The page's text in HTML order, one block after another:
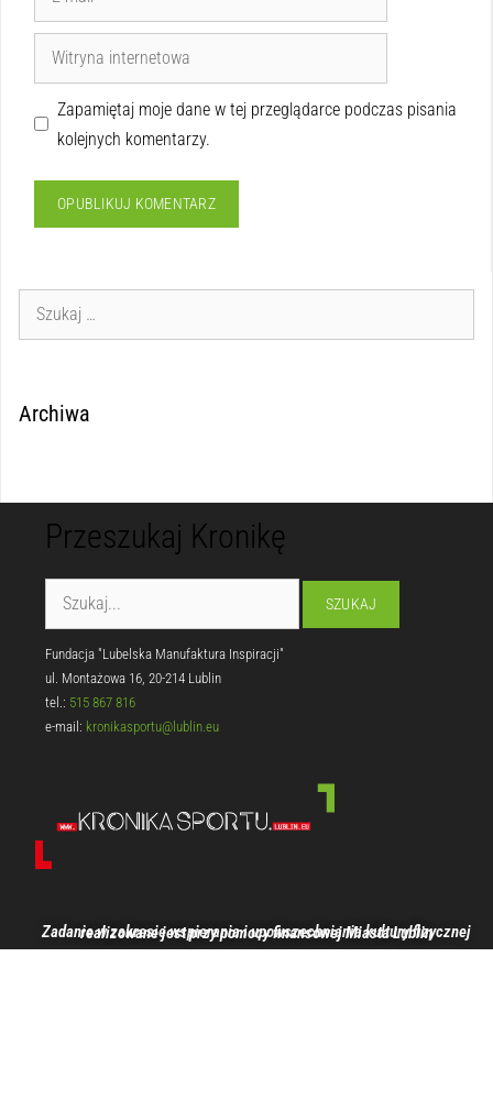
Zapamiętaj moje dane w tej przeglądarce podczas pisania
kolejnych komentarzy.
Archiwa
Przeszukaj Kronikę
Fundacja "Lubelska Manufaktura Inspiracji"
ul. Montażowa 16, 20-214 Lublin
tel.: 515 867 816
e-mail: kronikasportu@lublin.eu
Zadanie w zakresie wspierania i upowszechniania kultury fizycznej realizowane jest przy pomocy finansowej Miasta Lublin